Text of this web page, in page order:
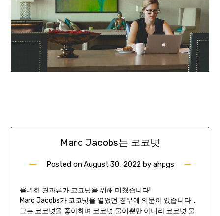
Marc Jacobs는 코코넛
Posted on August 30, 2022 by ahpgs
을위한 견과류가 코코넛을 위해 미쳤습니다!
Marc Jacobs가 코코넛을 열었던 경우에 의문이 있습니다 …
그는 코코넛을 좋아하며 코코넛 물이뿐만 아니라 코코넛 물